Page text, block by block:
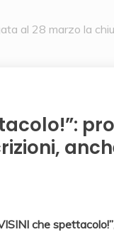
al 28 marzo la
che spettacolo!”